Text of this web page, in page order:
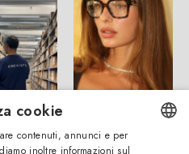
cookie
contenuti, annunci e per
inoltre informazioni sul